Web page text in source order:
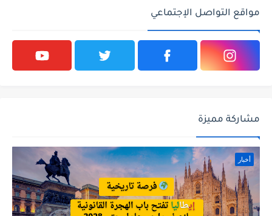
مواقع التواصل الإجتماعي
مشاركة مميزة
أخبار